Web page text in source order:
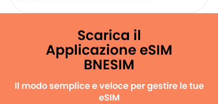
Scarica il
Applicazione eSIM
BNESIM
Il modo semplice e veloce per gestire le tue
eSIM